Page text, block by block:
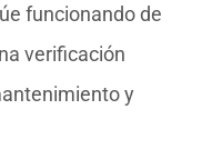
funcionando de
verificación
y